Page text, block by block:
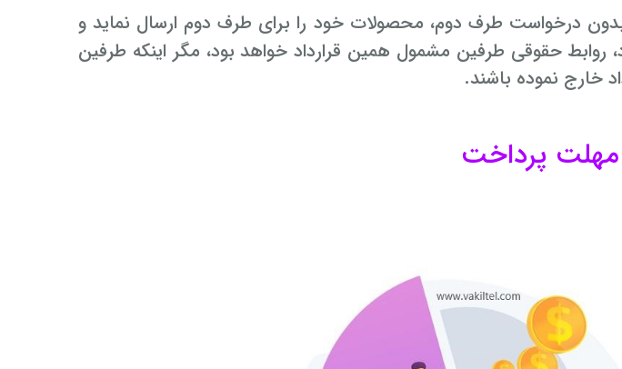
درخواست طرف دوم، محصولات خود را برای طرف دوم ارسال نماید و
روابط حقوقی طرفین مشمول همین قرارداد خواهد بود، مگر این­که طرفین
خارج نموده باشند.